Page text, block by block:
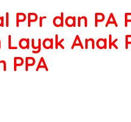
n
a
S
o
s
PPr dan
Layak Anak
PPA